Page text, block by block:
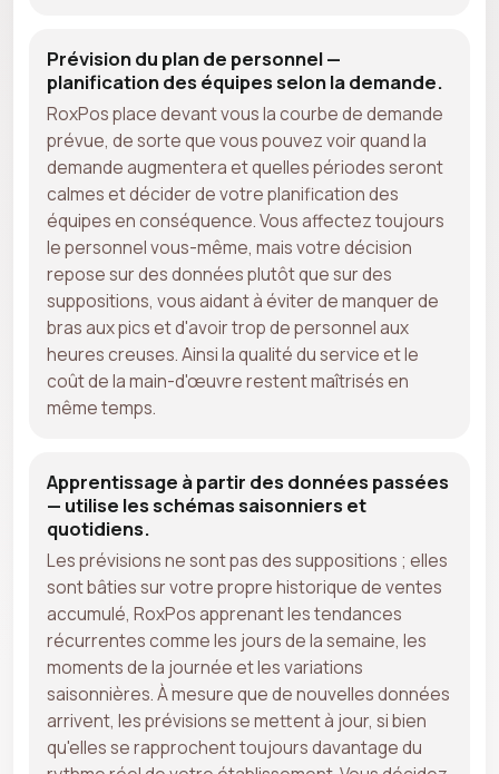
Prévision du plan de personnel —
planification des équipes selon la demande.
RoxPos place devant vous la courbe de demande
prévue, de sorte que vous pouvez voir quand la
demande augmentera et quelles périodes seront
calmes et décider de votre planification des
équipes en conséquence. Vous affectez toujours
le personnel vous-même, mais votre décision
repose sur des données plutôt que sur des
suppositions, vous aidant à éviter de manquer de
bras aux pics et d'avoir trop de personnel aux
heures creuses. Ainsi la qualité du service et le
coût de la main-d'œuvre restent maîtrisés en
même temps.
Apprentissage à partir des données passées
— utilise les schémas saisonniers et
quotidiens.
Les prévisions ne sont pas des suppositions ; elles
sont bâties sur votre propre historique de ventes
accumulé, RoxPos apprenant les tendances
récurrentes comme les jours de la semaine, les
moments de la journée et les variations
saisonnières. À mesure que de nouvelles données
arrivent, les prévisions se mettent à jour, si bien
qu'elles se rapprochent toujours davantage du